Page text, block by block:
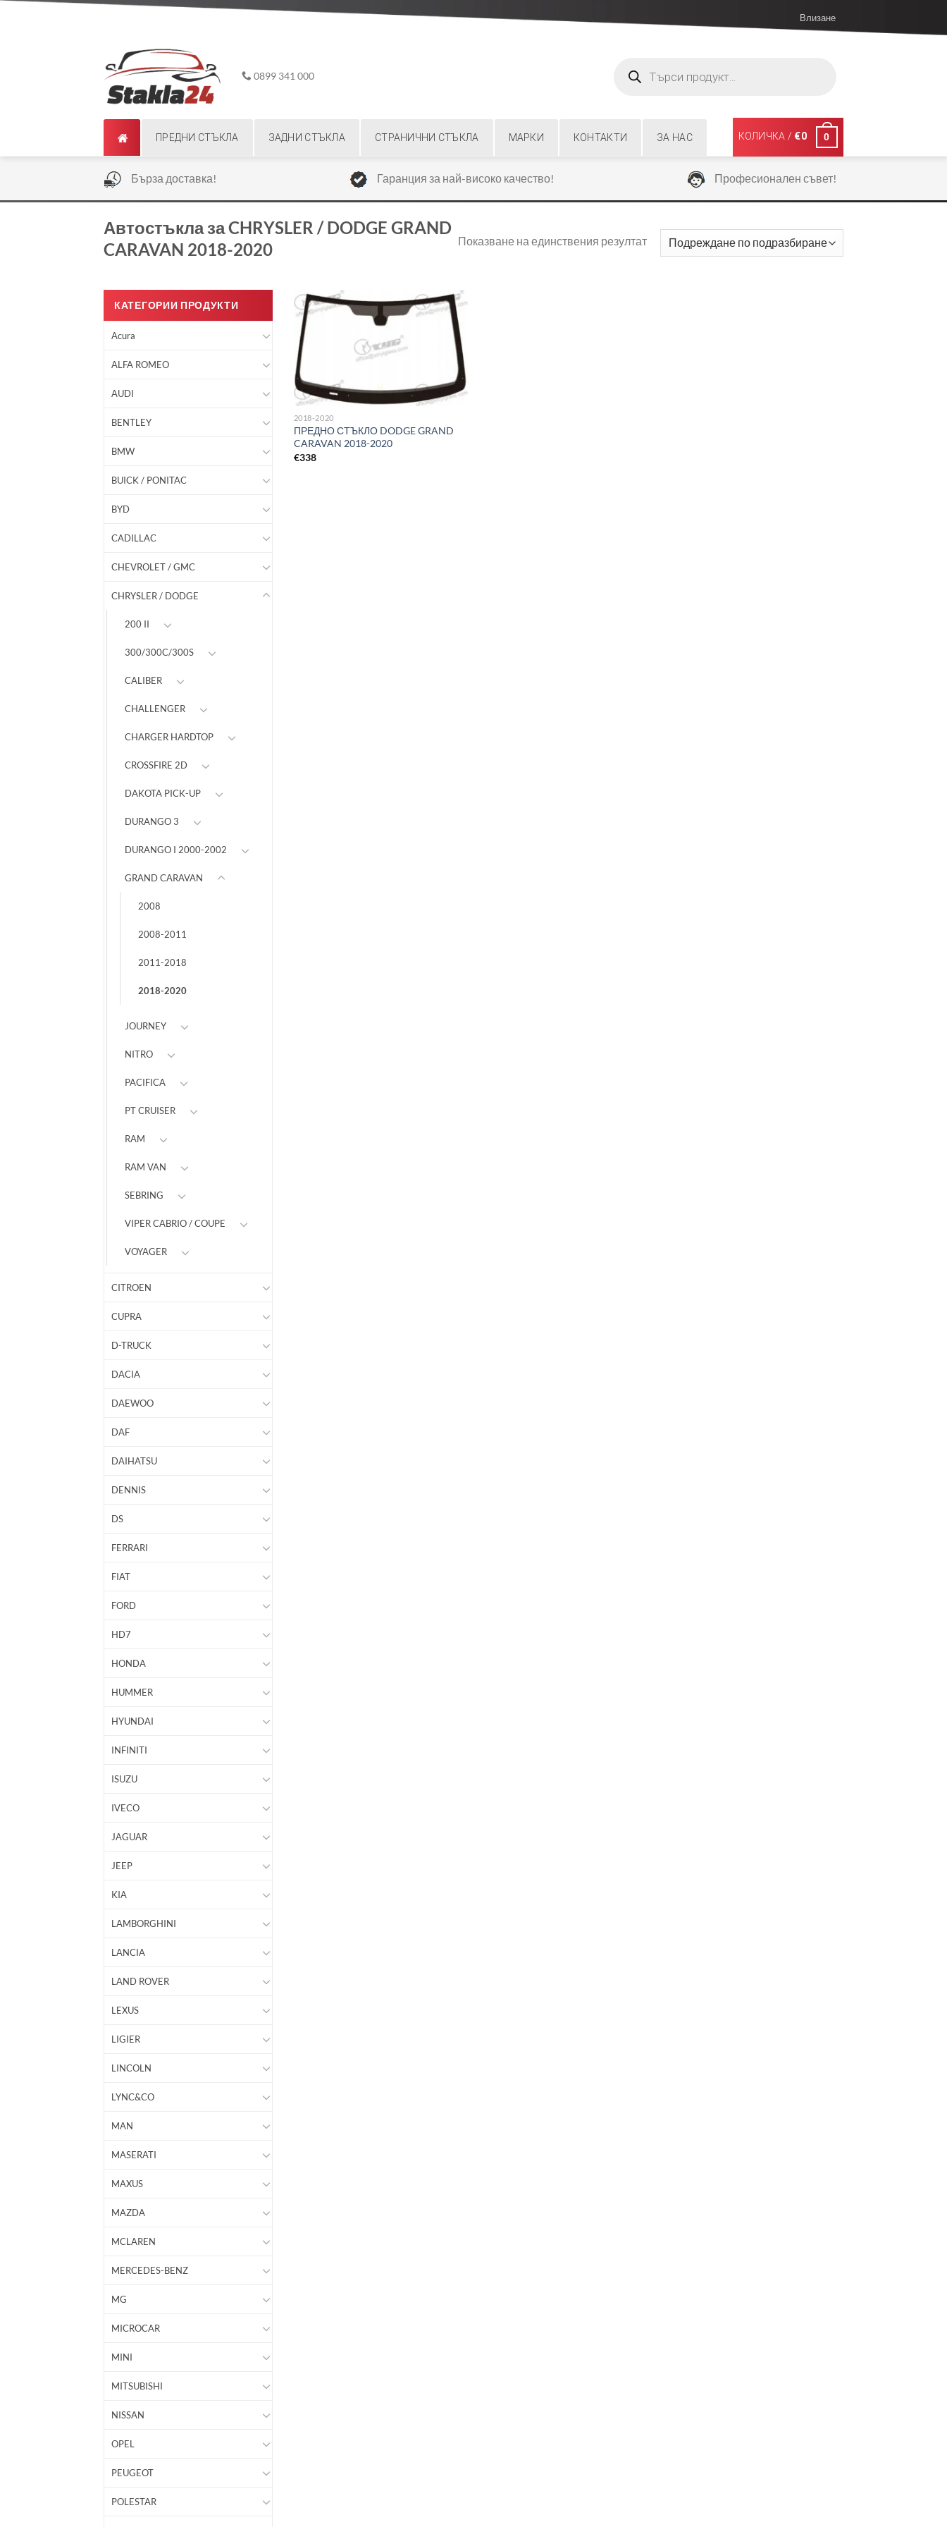
Влизане
0899 341 000
search
ПРЕДНИ СТЪКЛА ЗАДНИ СТЪКЛА СТРАНИЧНИ СТЪКЛА МАРКИ КОНТАКТИ ЗА НАС КОЛИЧКА / €0 0
Бърза доставка! Гаранция за най-високо качество! Професионален съвет!
Автостъкла за CHRYSLER / DODGE GRAND
CARAVAN 2018-2020
Показване на единствения резултат
КАТЕГОРИИ ПРОДУКТИ
Acura
ALFA ROMEO
AUDI
BENTLEY
BMW
BUICK / PONITAC
BYD
CADILLAC
CHEVROLET / GMC
CHRYSLER / DODGE
200 II
300/300C/300S
CALIBER
CHALLENGER
CHARGER HARDTOP
CROSSFIRE 2D
DAKOTA PICK-UP
DURANGO 3
DURANGO I 2000-2002
GRAND CARAVAN
2008
2008-2011
2011-2018
2018-2020
JOURNEY
NITRO
PACIFICA
PT CRUISER
RAM
RAM VAN
SEBRING
VIPER CABRIO / COUPE
VOYAGER
CITROEN
CUPRA
D-TRUCK
DACIA
DAEWOO
DAF
DAIHATSU
DENNIS
DS
FERRARI
FIAT
FORD
HD7
HONDA
HUMMER
HYUNDAI
INFINITI
ISUZU
IVECO
JAGUAR
JEEP
KIA
LAMBORGHINI
LANCIA
LAND ROVER
LEXUS
LIGIER
LINCOLN
LYNC&CO
MAN
MASERATI
MAXUS
MAZDA
MCLAREN
MERCEDES-BENZ
MG
MICROCAR
MINI
MITSUBISHI
NISSAN
OPEL
PEUGEOT
POLESTAR
2018-2020
ПРЕДНО СТЪКЛО DODGE GRAND
CARAVAN 2018-2020
€338